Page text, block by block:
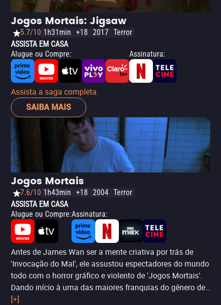
Jogos Mortais: Jigsaw
5.7/10 1h31min +18 2017 Terror
ASSISTA EM CASA
Alugue ou Compre: Assinatura:
Assista a saga completa.
SAIBA MAIS
Jogos Mortais
7.6/10 1h43min +18 2004 Terror
ASSISTA EM CASA
Alugue ou Compre:Assinatura:
Antes de James Wan ser a mente criativa por trás de
'Invocação do Mal', ele assustou espectadores do mundo
todo com o horror gráfico e violento de 'Jogos Mortais'.
Dando início à uma das maiores franquias do gênero de
terror, esse filme inicial nos apresenta à rotina e ao
[+]